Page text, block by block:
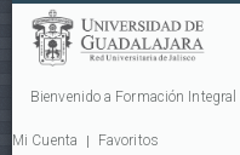
Bienvenido a Formación Integral
Mi Cuenta Favoritos